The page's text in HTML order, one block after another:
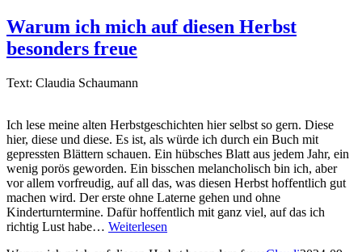
Warum ich mich auf diesen Herbst
besonders freue
Text: Claudia Schaumann
Ich lese meine alten Herbstgeschichten hier selbst so gern. Diese
hier, diese und diese. Es ist, als würde ich durch ein Buch mit
gepressten Blättern schauen. Ein hübsches Blatt aus jedem Jahr, ein
wenig porös geworden. Ein bisschen melancholisch bin ich, aber
vor allem vorfreudig, auf all das, was diesen Herbst hoffentlich gut
machen wird. Der erste ohne Laterne gehen und ohne
Kinderturntermine. Dafür hoffentlich mit ganz viel, auf das ich
richtig Lust habe… Weiterlesen